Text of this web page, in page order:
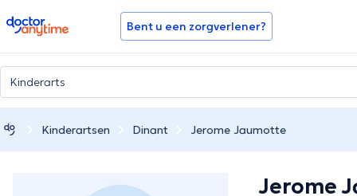
doctoranytime Bent u een zorgverlener?
Kinderartsen Dinant Jerome Jaumotte
Jerome